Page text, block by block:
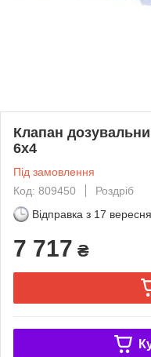
Клапан
6x4
Під замовлення
Код: 809450
Роздріб
Відправка з 17
7 717 ₴